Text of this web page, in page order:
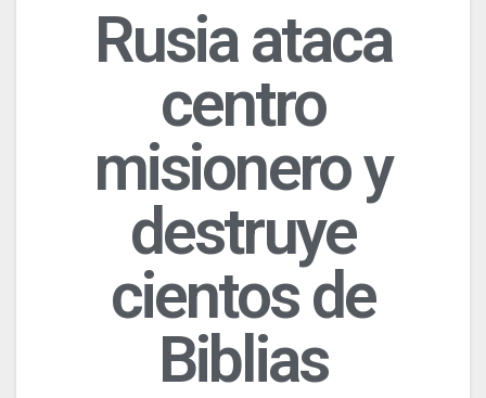
Rusia ataca
centro
misionero y
destruye
cientos de
Biblias